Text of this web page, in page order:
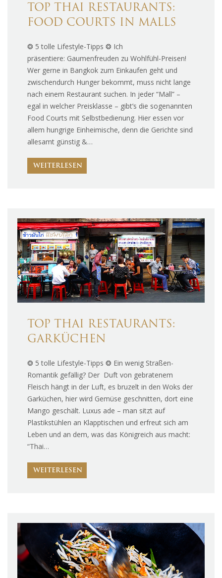
TOP THAI RESTAURANTS:
FOOD COURTS IN MALLS
❂ 5 tolle Lifestyle-Tipps ❂ Ich
präsentiere: Gaumenfreuden zu Wohlfühl-Preisen!
Wer gerne in Bangkok zum Einkaufen geht und
zwischendurch Hunger bekommt, muss nicht lange
nach einem Restaurant suchen. In jeder “Mall” –
egal in welcher Preisklasse – gibt’s die sogenannten
Food Courts mit Selbstbedienung. Hier essen vor
allem hungrige Einheimische, denn die Gerichte sind
allesamt günstig &…
WEITERLESEN
TOP THAI RESTAURANTS:
GARKÜCHEN
❂ 5 tolle Lifestyle-Tipps ❂ Ein wenig Straßen-
Romantik gefällig? Der Duft von gebratenem
Fleisch hängt in der Luft, es bruzelt in den Woks der
Garküchen, hier wird Gemüse geschnitten, dort eine
Mango geschält. Luxus ade – man sitzt auf
Plastikstühlen an Klapptischen und erfreut sich am
Leben und an dem, was das Königreich aus macht:
“Thai…
WEITERLESEN